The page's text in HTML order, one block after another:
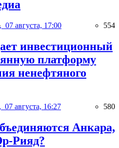
07 августа, 17:00 554
инвестиционный
платформу
ненефтяного
07 августа, 16:27 580
Анкара,
Рияд?